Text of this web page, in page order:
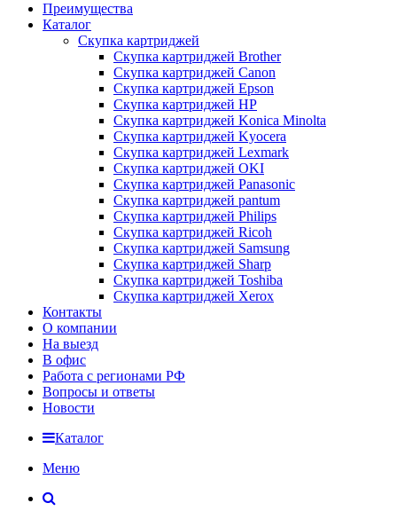
Преимущества
Каталог
Скупка картриджей
Скупка картриджей Brother
Скупка картриджей Canon
Скупка картриджей Epson
Скупка картриджей HP
Скупка картриджей Konica Minolta
Скупка картриджей Kyocera
Скупка картриджей Lexmark
Скупка картриджей OKI
Скупка картриджей Panasonic
Скупка картриджей pantum
Скупка картриджей Philips
Скупка картриджей Ricoh
Скупка картриджей Samsung
Скупка картриджей Sharp
Скупка картриджей Toshiba
Скупка картриджей Xerox
Контакты
О компании
На выезд
В офис
Работа с регионами РФ
Вопросы и ответы
Новости
Каталог
Меню